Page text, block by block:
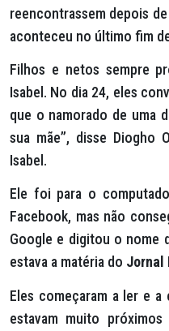
reencontrassem depois
aconteceu no último fim
Filhos e netos sempre
Isabel. No dia 24, eles
que o namorado de uma
sua mãe”, disse Diogho
Isabel.
Ele foi para o
Facebook, mas não
Google e digitou o nome
estava a matéria do Jornal
Eles começaram a ler e a
estavam muito